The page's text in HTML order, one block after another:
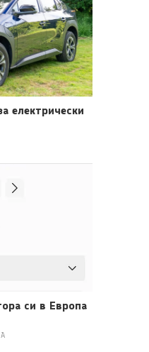
електрически
си в Европа